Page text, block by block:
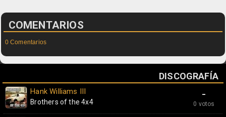
COMENTARIOS
0 Comentarios
DISCOGRAFÍA
-
0 votos
Hank Williams III
Brothers of the 4x4